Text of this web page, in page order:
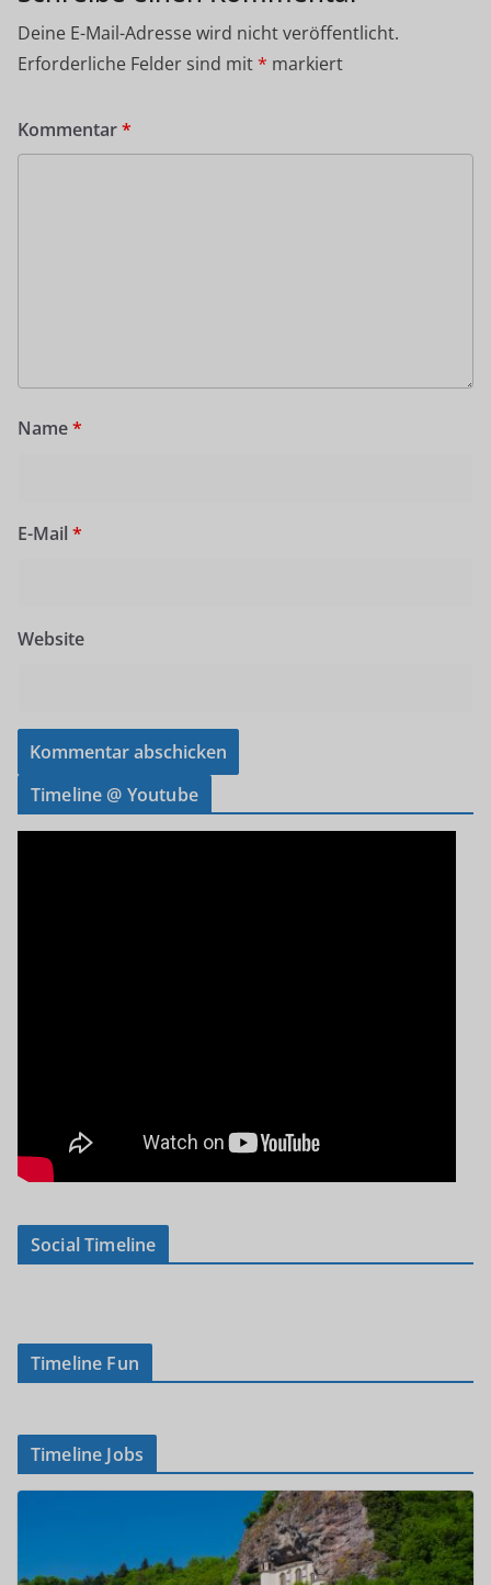
Deine E-Mail-Adresse wird nicht veröffentlicht.
Erforderliche Felder sind mit* markiert
Kommentar*
Name*
E-Mail *
Website
Timeline @ Youtube
Social Timeline
Timeline Fun
Timeline Jobs